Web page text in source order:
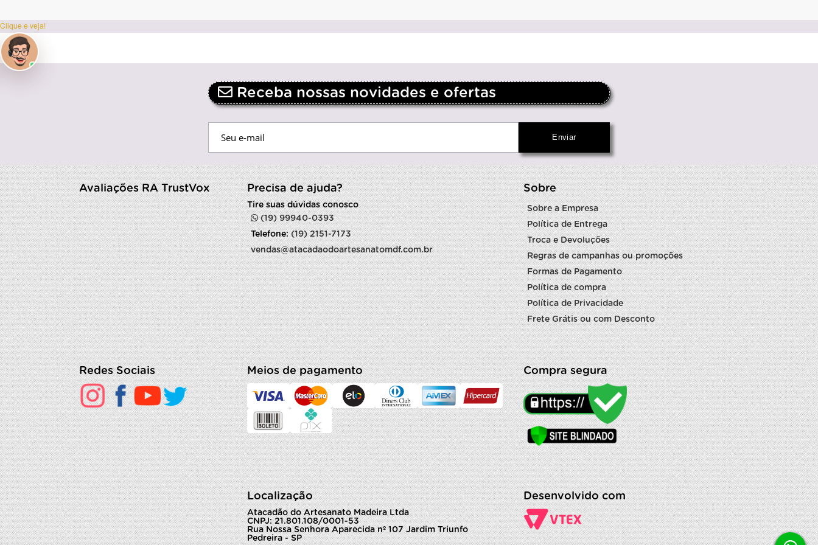
Clique e veja!
Receba nossas novidades e ofertas
Avaliações RA TrustVox Precisa de ajuda?
Tire suas dúvidas conosco
(19) 99940-0393
Telefone:(19) 2151-7173
vendas@atacadaodoartesanatomdf.com.br
Sobre
Sobre a Empresa
Política de Entrega
Troca e Devoluções
Regras de campanhas ou promoções
Formas de Pagamento
Política de compra
Política de Privacidade
Frete Grátis ou com Desconto
Redes Sociais Meios de pagamento Compra segura
Localização
Atacadão do Artesanato Madeira Ltda
CNPJ: 21.801.108/0001-53
Rua Nossa Senhora Aparecida nº 107 Jardim Triunfo
Pedreira - SP
Desenvolvido com